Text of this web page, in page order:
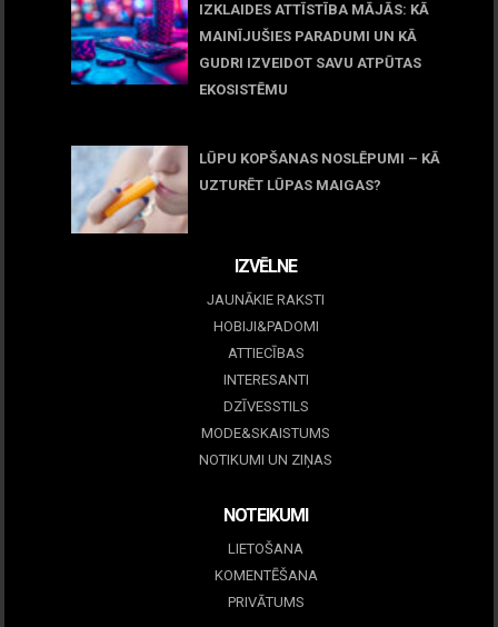
IZKLAIDES ATTĪSTĪBA MĀJĀS: KĀ
MAINĪJUŠIES PARADUMI UN KĀ
GUDRI IZVEIDOT SAVU ATPŪTAS
EKOSISTĒMU
LŪPU KOPŠANAS NOSLĒPUMI – KĀ
UZTURĒT LŪPAS MAIGAS?
IZVĒLNE
JAUNĀKIE RAKSTI
HOBIJI&PADOMI
ATTIECĪBAS
INTERESANTI
DZĪVESSTILS
MODE&SKAISTUMS
NOTIKUMI UN ZIŅAS
NOTEIKUMI
LIETOŠANA
KOMENTĒŠANA
PRIVĀTUMS